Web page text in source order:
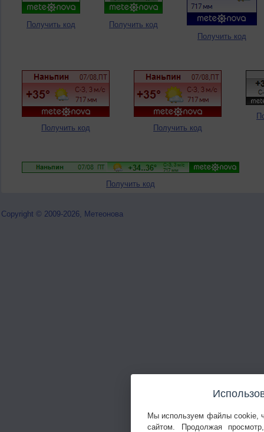
Получить код
Получить код
Получить код
Получить код Получить код
Получить код
Copyright © 2009-2026, Метеонова
Мы используем файлы cookie,
сайтом. Продолжая